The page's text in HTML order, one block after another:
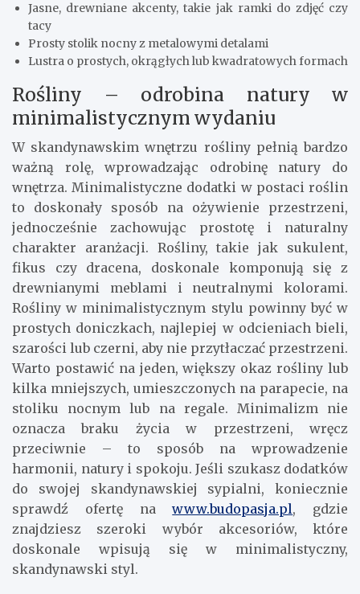
Jasne, drewniane akcenty, takie jak ramki do zdjęć czy
tacy
Prosty stolik nocny z metalowymi detalami
Lustra o prostych, okrągłych lub kwadratowych formach
Rośliny – odrobina natury w
minimalistycznym wydaniu
W skandynawskim wnętrzu rośliny pełnią bardzo
ważną rolę, wprowadzając odrobinę natury do
wnętrza. Minimalistyczne dodatki w postaci roślin
to doskonały sposób na ożywienie przestrzeni,
jednocześnie zachowując prostotę i naturalny
charakter aranżacji. Rośliny, takie jak sukulent,
fikus czy dracena, doskonale komponują się z
drewnianymi meblami i neutralnymi kolorami.
Rośliny w minimalistycznym stylu powinny być w
prostych doniczkach, najlepiej w odcieniach bieli,
szarości lub czerni, aby nie przytłaczać przestrzeni.
Warto postawić na jeden, większy okaz rośliny lub
kilka mniejszych, umieszczonych na parapecie, na
stoliku nocnym lub na regale. Minimalizm nie
oznacza braku życia w przestrzeni, wręcz
przeciwnie – to sposób na wprowadzenie
harmonii, natury i spokoju. Jeśli szukasz dodatków
do swojej skandynawskiej sypialni, koniecznie
sprawdź ofertę nawww.budopasja.pl, gdzie
znajdziesz szeroki wybór akcesoriów, które
doskonale wpisują się w minimalistyczny,
skandynawski styl.